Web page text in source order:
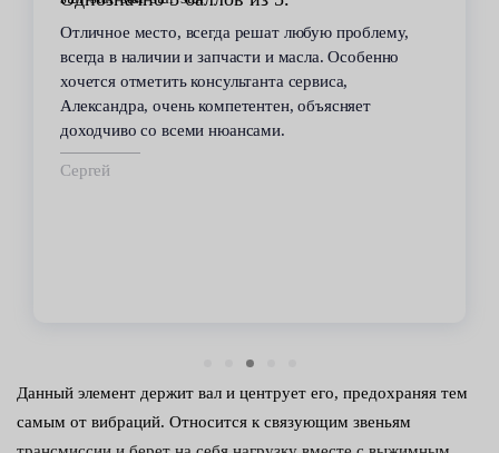
В течение 6 лет пользуюсь услугами данного
сервиса. Высокий профессионализм персонала
всегда помогал решить возникающие с
автомобилем проблемы. Все работы по
техобслуживанию проводились качественно и в
срок.
Данный элемент держит вал и центрует его, предохраняя тем
самым от вибраций. Относится к связующим звеньям